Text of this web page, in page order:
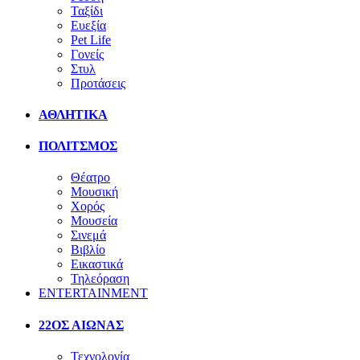
Ταξίδι
Ευεξία
Pet Life
Γονείς
Στυλ
Προτάσεις
ΑΘΛΗΤΙΚΑ
ΠΟΛΙΤΣΜΟΣ
Θέατρο
Μουσική
Χορός
Μουσεία
Σινεμά
Βιβλίο
Εικαστικά
Τηλεόραση
ENTERTAINMENT
22ΟΣ ΑΙΩΝΑΣ
Τεχνολογία